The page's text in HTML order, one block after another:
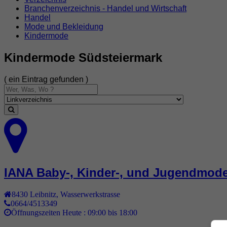
Branchenverzeichnis - Handel und Wirtschaft
Handel
Mode und Bekleidung
Kindermode
Kindermode Südsteiermark
( ein Eintrag gefunden )
IANA Baby-, Kinder-, und
8430 Leibnitz Wasserwerkstrasse
0664/4513349
Öffnungszeiten Heute : 09:00 bis 18:00